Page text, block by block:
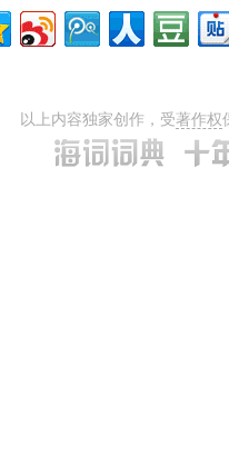
以上内容独家创作，受著作权